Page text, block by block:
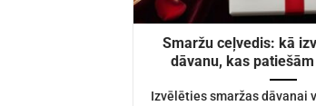
Smaržu ceļvedis: kā
dāvanu, kas
Izvēlēties smaržas dāvanai